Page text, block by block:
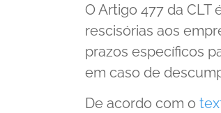
O Artigo 477 da
rescisórias aos
prazos específicos
em caso de
De acordo com o